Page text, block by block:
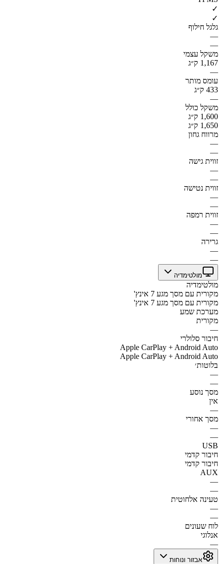
✓
✓
גלגל חילוף
—
—
משקל עצמי
1,167 ק״ג
—
עומס מותר
433 ק״ג
—
משקל כולל
1,600 ק״ג
1,650 ק״ג
מרווח גחון
—
—
זווית גישה
—
—
זווית נטישה
—
—
זווית רמפה
—
—
גרירה
—
—
מולטימדיה
מולטימדיה
מקורית עם מסך מגע 7 אינץ'
מקורית עם מסך מגע 7 אינץ'
מערכת שמע
מקורית
—
חיבור סלולרי
Apple CarPlay + Android Auto
Apple CarPlay + Android Auto
בלוטות׳
—
—
מסך נוסע
אין
—
מסך אחורי
—
—
USB
חיבור קדמי
חיבור קדמי
AUX
—
—
טעינה אלחוטית
—
—
לוח שעונים
אנלוגי
—
אבזור ונוחות